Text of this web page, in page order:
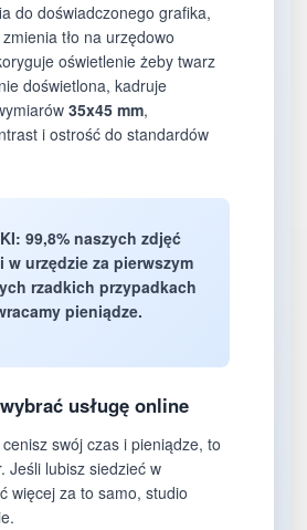
do doświadczonego grafika,
tło na urzędowo
oświetlenie żeby twarz
doświetlona, kadruje
35x45 mm,
i ostrość do standardów
99,8% naszych zdjęć
w urzędzie za pierwszym
rzadkich przypadkach
pieniądze.
usługę online
swój czas i pieniądze, to
Jeśli lubisz siedzieć w
więcej za to samo, studio